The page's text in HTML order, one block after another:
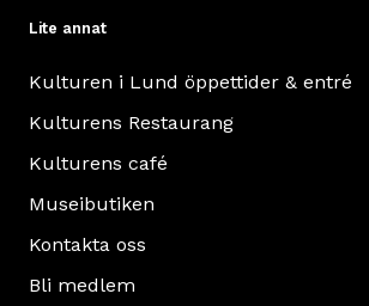
Lite annat
Kulturen i Lund öppettider & entré
Kulturens Restaurang
Kulturens café
Museibutiken
Kontakta oss
Bli medlem